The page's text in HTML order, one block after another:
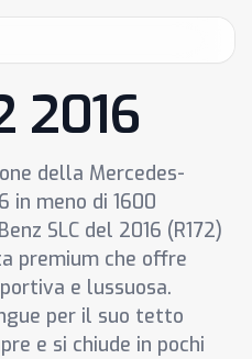
2016
della Mercedes-
in meno di 1600
SLC del 2016 (R172)
premium che offre
e lussuosa.
per il suo tetto
e si chiude in pochi